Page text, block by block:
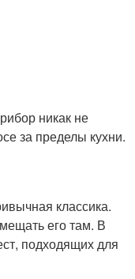
никак не
за пределы кухни.
классика.
его там. В
подходящих для